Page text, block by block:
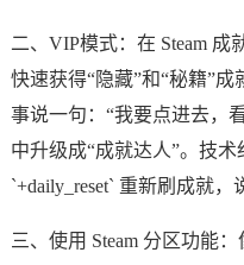
二、VIP模式：在 Steam
快速获得“隐藏”和“秘籍”
事说一句：“我要点进去，
中升级成“成就达人”。技
`+daily_reset` 重新刷成就，
三、使用 Steam 分区功能